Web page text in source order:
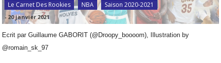
Le Carnet Des Rookies NBA Saison 2020-2021
- 20 janvier 2021
Ecrit par Guillaume GABORIT (@Droopy_boooom), Illustration by
@romain_sk_97